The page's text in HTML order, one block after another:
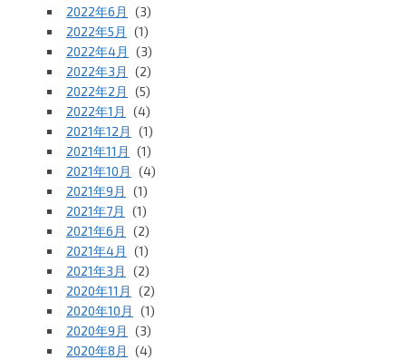
2022年6月
(3)
2022年5月
(1)
2022年4月
(3)
2022年3月
(2)
2022年2月
(5)
2022年1月
(4)
2021年12月
(1)
2021年11月
(1)
2021年10月
(4)
2021年9月
(1)
2021年7月
(1)
2021年6月
(2)
2021年4月
(1)
2021年3月
(2)
2020年11月
(2)
2020年10月
(1)
2020年9月
(3)
2020年8月
(4)